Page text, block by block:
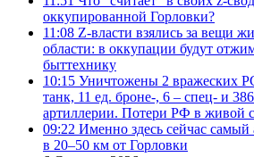
оккупированной Горловки?
11:08 Z-власти взялись за вещи
области: в оккупации будут
быттехнику
10:15 Уничтожены 2 вражеских
танк, 11 ед. броне-, 6 – спец- и
артиллерии. Потери РФ в живой
09:22 Именно здесь сейчас
в 20–50 км от Горловки